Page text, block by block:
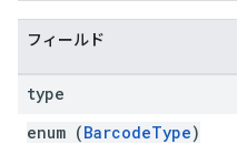
フィールド
type
enum (BarcodeType)